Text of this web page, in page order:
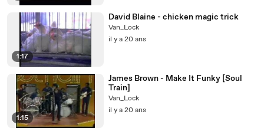
1:17
David Blaine - chicken magic trick
Van_Lock
il y a 20 ans
1:15
James Brown - Make It Funky [Soul
Train]
Van_Lock
il y a 20 ans